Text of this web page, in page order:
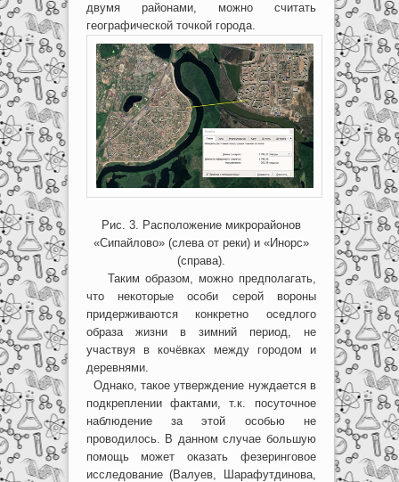
двумя районами, можно считать
географической точкой города.
Рис. 3. Расположение микрорайонов
«Сипайлово» (слева от реки) и «Инорс»
(справа).
Таким образом, можно предполагать,
что некоторые особи серой вороны
придерживаются конкретно оседлого
образа жизни в зимний период, не
участвуя в кочёвках между городом и
деревнями.
Однако, такое утверждение нуждается в
подкреплении фактами, т.к. посуточное
наблюдение за этой особью не
проводилось. В данном случае большую
помощь может оказать фезеринговое
исследование (Валуев, Шарафутдинова,